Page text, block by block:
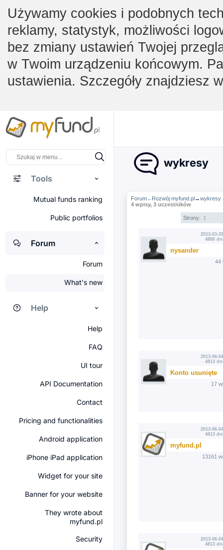
Używamy cookies i podobnych
reklamy, statystyk, możliwości
bez zmiany ustawień Twojej
w Twoim urządzeniu końcowym.
ustawienia. Szczegóły znajdziesz
Tools
Mutual funds ranking
Public portfolios
Forum
Forum
What's new
Help
Help
FAQ
UI tour
API Documentation
Contact
Pricing and functionalities
Android application
iPhone iPad application
Widget for your site
Banner for your website
They wrote about
myfund.pl
Security
wykresy
Forum→ Rozwój myfund.pl→wykresy
4 wpisy, 3 uczestników
Strony: 1
2013-03-
4880
nysander
44
2013-06-
4813
Konto usunięte
17
2013-06-
4813
myfund.pl
13161
2013-06-
4813